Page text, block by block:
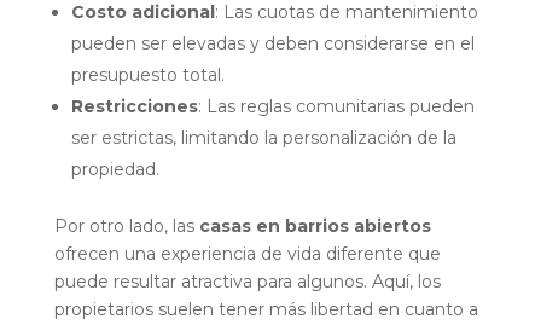
Costo adicional : Las cuotas de mantenimiento
pueden ser elevadas y deben considerarse en el
presupuesto total.
Restricciones: Las reglas comunitarias pueden
ser estrictas, limitando la personalización de la
propiedad.
Por otro lado, las casas en barrios abiertos
ofrecen una experiencia de vida diferente que
puede resultar atractiva para algunos. Aquí, los
propietarios suelen tener más libertad en cuanto a